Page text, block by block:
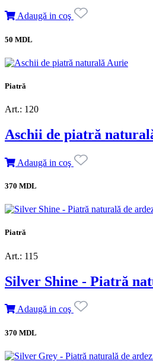
Adaugă in coş
50 MDL
Piatră
Art.: 120
Aschii de piatră
Adaugă in coş
370 MDL
Piatră
Art.: 115
Silver Shine - Piatră
Adaugă in coş
370 MDL